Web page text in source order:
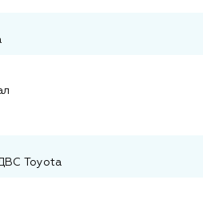
Toyota